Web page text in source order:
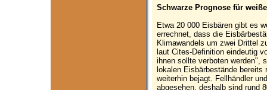
Schwarze Prognose für
Etwa 20 000 Eisbären gibt es
errechnet, dass die
Klimawandels um zwei Drittel
laut Cites-Definition eindeutig
ihnen sollte verboten werden",
lokalen Eisbärbestände
weiterhin bejagt. Fellhändler
abgesehen, deshalb sind rund